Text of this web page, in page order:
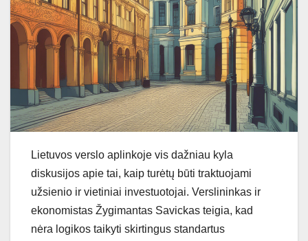
Lietuvos verslo aplinkoje vis dažniau kyla
diskusijos apie tai, kaip turėtų būti traktuojami
užsienio ir vietiniai investuotojai. Verslininkas ir
ekonomistas Žygimantas Savickas teigia, kad
nėra logikos taikyti skirtingus standartus